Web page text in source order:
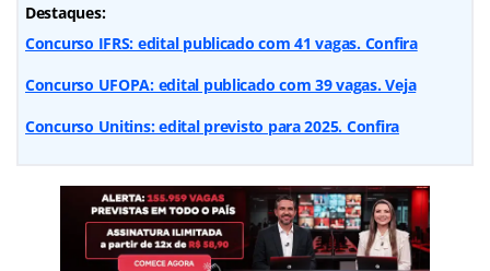
Destaques:
Concurso IFRS: edital publicado com 41 vagas. Confira
Concurso UFOPA: edital publicado com 39 vagas. Veja
Concurso Unitins: edital previsto para 2025. Confira